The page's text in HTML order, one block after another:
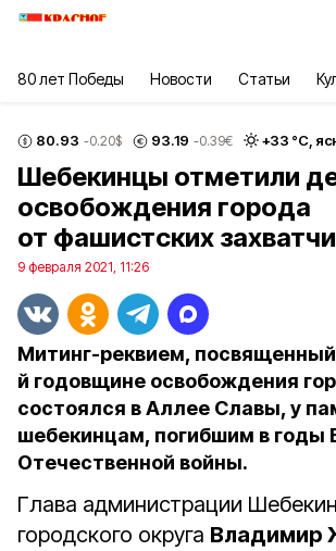
80 лет Победы Новости Статьи
80.93 -0.20$ 93.19 -0.39€ +33 °С,
Шебекинцы отметили
освобождения города
от фашистских
9 февраля 2021, 11:26
Митинг-реквием,
й годовщине освобождения
состоялся в Аллее Славы, у
шебекинцам, погибшим в годы
Отечественной войны.
Глава администрации
городского округа Владимир